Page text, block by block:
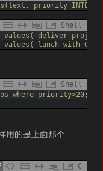
priority
Shell
values('deliver
values('lunch with
Shell
where priority>20;"
用的是上面那个
C